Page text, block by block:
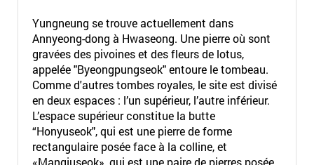
Yungneung se trouve actuellement dans
Annyeong-dong à Hwaseong. Une pierre où sont
gravées des pivoines et des fleurs de lotus,
appelée "Byeongpungseok" entoure le tombeau.
Comme d'autres tombes royales, le site est divisé
en deux espaces : l’un supérieur, l’autre inférieur.
L’espace supérieur constitue la butte
“Honyuseok", qui est une pierre de forme
rectangulaire posée face à la colline, et
«Mangjuseok», qui est une paire de pierres posée